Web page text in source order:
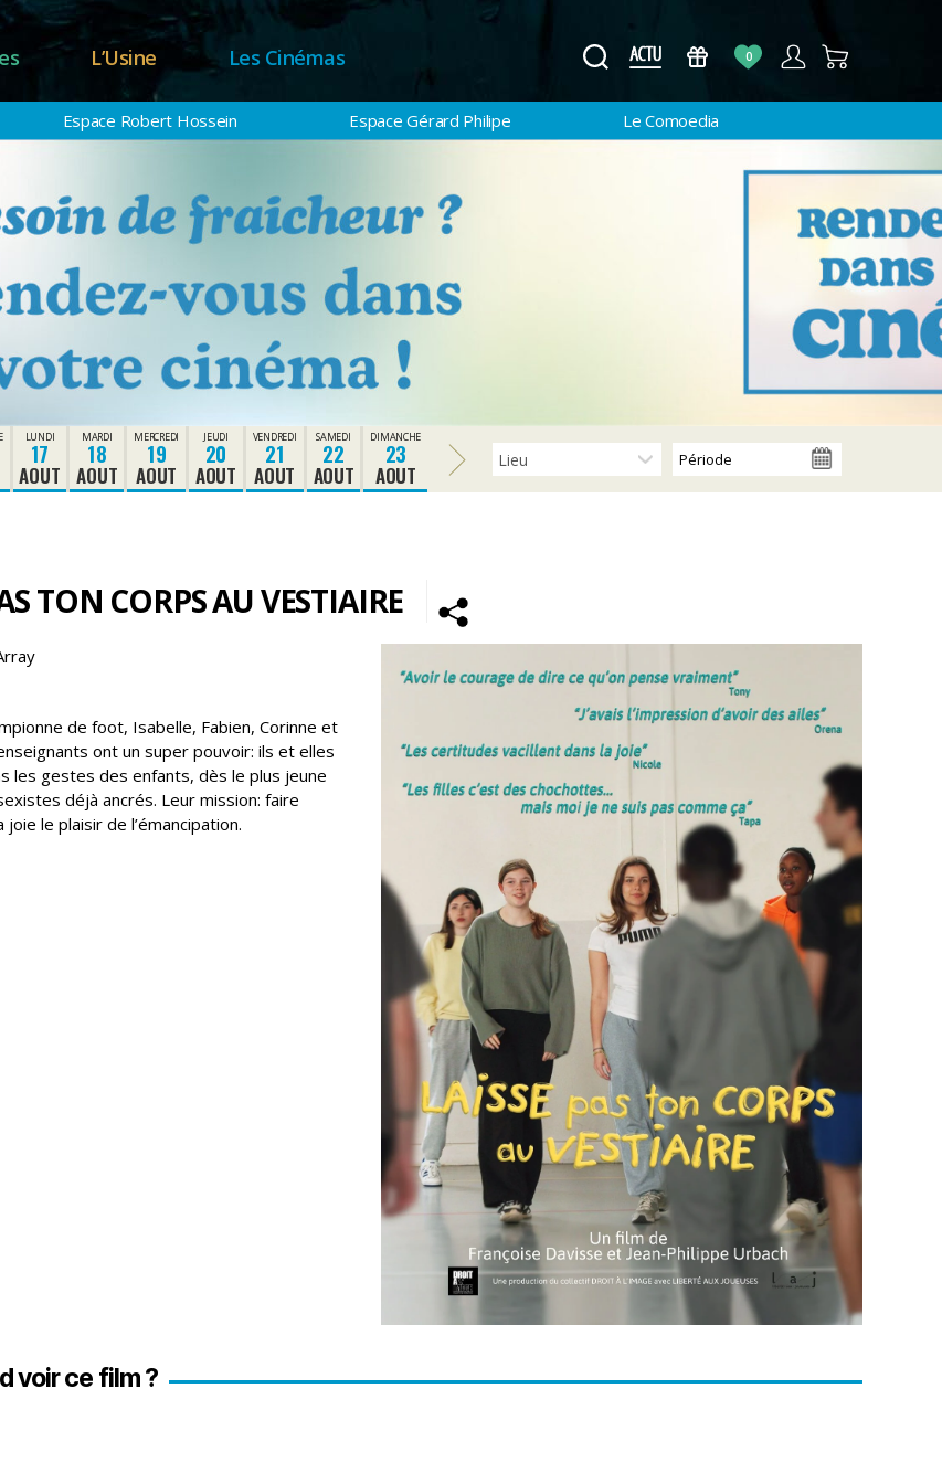
L’Usine Les Cinémas 0
Espace Robert Hossein Espace Gérard Philipe Le Comoedia
LUNDI
17
AOUT
MARDI
18
AOUT
MERCREDI
19
AOUT
JEUDI
20
AOUT
VENDREDI
21
AOUT
SAMEDI
22
AOUT
DIMANCHE
23
AOUT
TON CORPS AU VESTIAIRE
de foot, Isabelle, Fabien, Corinne et
ont un super pouvoir: ils et elles
les gestes des enfants, dès le plus jeune
déjà ancrés. Leur mission: faire
le plaisir de l’émancipation.
voir ce film ?